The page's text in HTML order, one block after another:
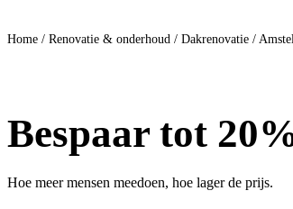
Home / Renovatie & onderhoud / Dakrenovatie /
Bespaar tot
Hoe meer mensen meedoen, hoe lager de prijs.